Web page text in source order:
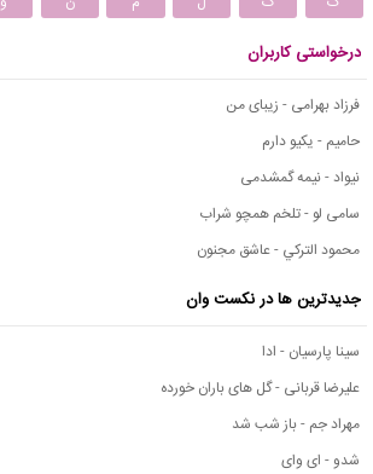
درخواستی کاربران
فرزاد بهرامی - زیبای من
حامیم - یکیو دارم
نیواد - نیمه گمشدمی
سامی لو - تلخم همچو شراب
محمود التركي - عاشق مجنون
جدیدترین ها در نکست وان
سینا پارسیان - ادا
علیرضا قربانی - گل های باران خورده
مهراد جم - باز شب شد
شدو - ای وای